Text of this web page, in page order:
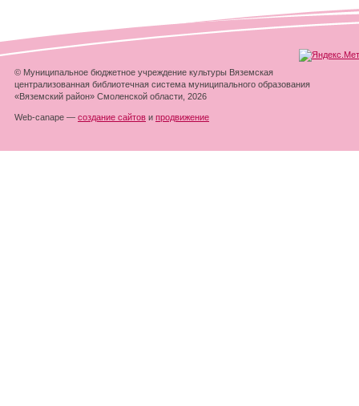
© Муниципальное бюджетное учреждение культуры Вяземская
централизованная библиотечная система муниципального образования
«Вяземский район» Смоленской области, 2026
Web-canape — создание сайтов и продвижение